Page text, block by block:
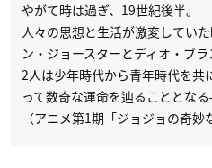
やがて時は過ぎ、19世紀後半。
人々の思想と生活が激変してい
ン・ジョースターとディオ・ブラ
2人は少年時代から青年時代を共
って数奇な運命を辿ることとな
（アニメ第1期「ジョジョの奇妙